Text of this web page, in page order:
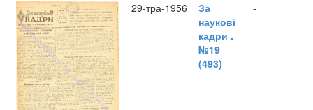
29-тра-1956
За
наукові
кадри .
№19
(493)
-